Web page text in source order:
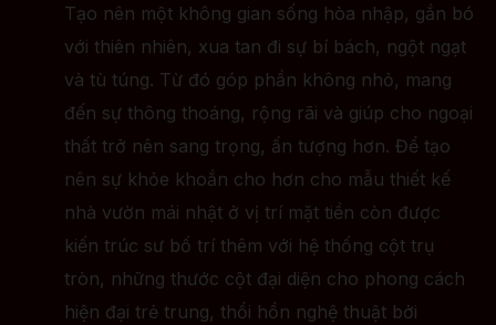
Tạo nên một không gian sống hòa nhập, gắn bó
với thiên nhiên, xua tan đi sự bí bách, ngột ngạt
và tù túng. Từ đó góp phần không nhỏ, mang
đến sự thông thoáng, rộng rãi và giúp cho ngoại
thất trở nên sang trọng, ấn tượng hơn. Để tạo
nên sự khỏe khoắn cho hơn cho mẫu thiết kế
nhà vườn mái nhật ở vị trí mặt tiền còn được
kiến trúc sư bố trí thêm với hệ thống cột trụ
tròn, những thước cột đại diện cho phong cách
hiện đại trẻ trung, thổi hồn nghệ thuật bởi